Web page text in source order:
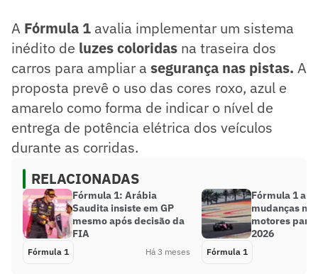
A Fórmula 1 avalia implementar um sistema
inédito de luzes coloridas na traseira dos
carros para ampliar a segurança nas pistas. A
proposta prevê o uso das cores roxo, azul e
amarelo como forma de indicar o nível de
entrega de potência elétrica dos veículos
durante as corridas.
RELACIONADAS
Fórmula 1: Arábia
Saudita insiste em GP
mesmo após decisão da
FIA
Fórmula 1 Há 3 meses
Fórmula 1
mudanças no
motores
2026
Fórmula 1